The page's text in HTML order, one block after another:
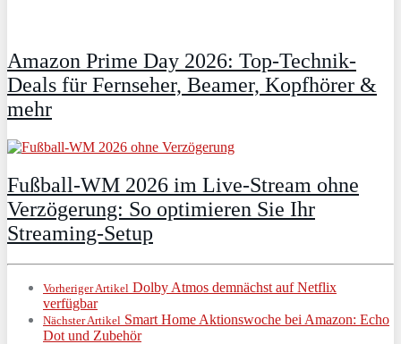
Amazon Prime Day 2026: Top-Technik-
Deals für Fernseher, Beamer, Kopfhörer &
mehr
Fußball-WM 2026 im Live-Stream ohne
Verzögerung: So optimieren Sie Ihr
Streaming-Setup
Vorheriger Artikel Dolby Atmos demnächst auf Netflix
verfügbar
Nächster Artikel Smart Home Aktionswoche bei Amazon: Echo
Dot und Zubehör